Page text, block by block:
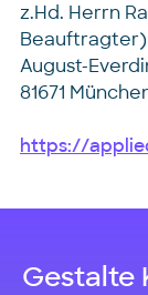
z.Hd. Herrn
Beauftragter)
August-
81671
https://
Gestalte